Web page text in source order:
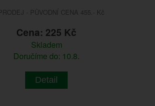
- PŮVODNÍ CENA 455.- Kč
Cena: 225 Kč
Skladem
Doručíme do: 10.8.
Detail